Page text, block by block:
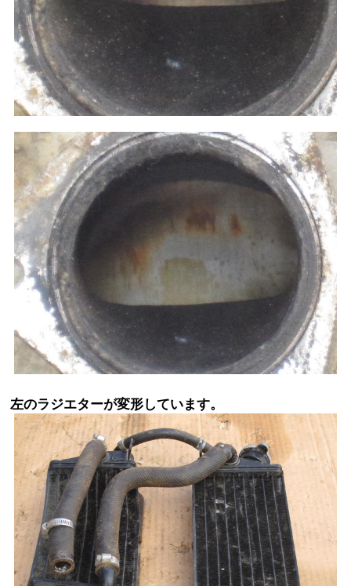
左のラジエターが変形しています。